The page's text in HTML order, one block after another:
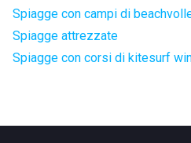
Spiagge con campi di
Spiagge attrezzate
Spiagge con corsi di kitesurf